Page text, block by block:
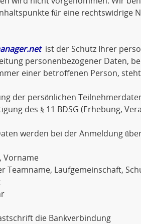
für eine rechtswidrige
ist der Schutz Ihrer
personenbezogener Daten,
einer betroffenen Person,
der persönlichen
des § 11 BDSG (Erhebung,
werden bei der Anmeldung
Vorname
Teamname, Laufgemeinschaft,
die Bankverbindung